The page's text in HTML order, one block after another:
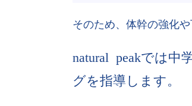
そのため、体幹の強化
natural peakでは中
グを指導します。